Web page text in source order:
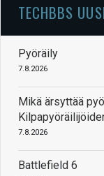
TECHBBS
Pyöräily
7.8.2026
Mikä ärsyttää
7.8.2026
Battlefield 6